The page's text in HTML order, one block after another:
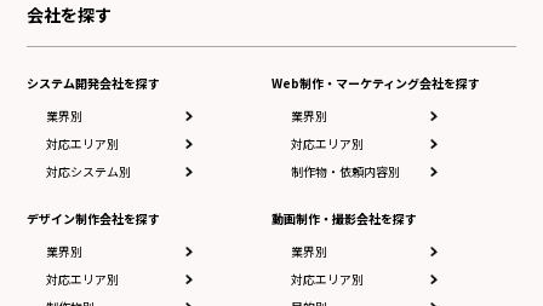
会社を探す
システム開発会社を探す
業界別
対応エリア別
対応システム別
デザイン制作会社を探す
業界別
対応エリア別
Web制作・マーケティング会社を探す
業界別
対応エリア別
制作物・依頼内容別
動画制作・撮影会社を探す
業界別
対応エリア別